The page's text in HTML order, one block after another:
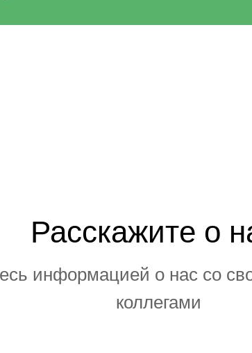
Расскажите о
информацией о нас со
коллегами